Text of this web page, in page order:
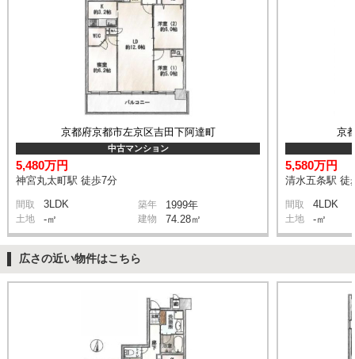
京都府京都市左京区吉田下阿達町
中古マンション
5,480万円
神宮丸太町駅 徒歩7分
間取 3LDK 築年 1999年
土地 -㎡ 建物 74.28㎡
京
5,580万円
清水五条駅 徒
間取 4LDK
土地 -㎡
広さの近い物件はこちら